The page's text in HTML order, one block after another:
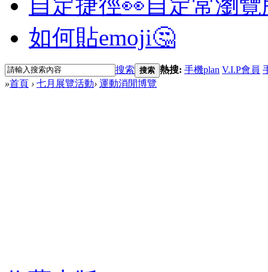
如何貼emoji🤔
搜索 搜索 熱搜: 手機plan V.I.P會員
»首頁 › 七月展覽活動› 運動消閒博覽